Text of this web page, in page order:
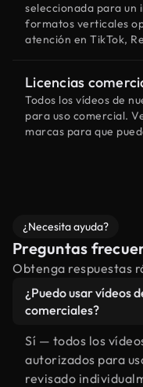
seleccionada para un
formatos verticales
atención en TikTok,
Licencias
Todos los vídeos de
para uso comercial.
marcas para que
¿Necesita ayuda?
Preguntas
Obtenga respuestas
¿Puedo usar vídeos
comerciales?
Sí — todos los
autorizados para
revisado